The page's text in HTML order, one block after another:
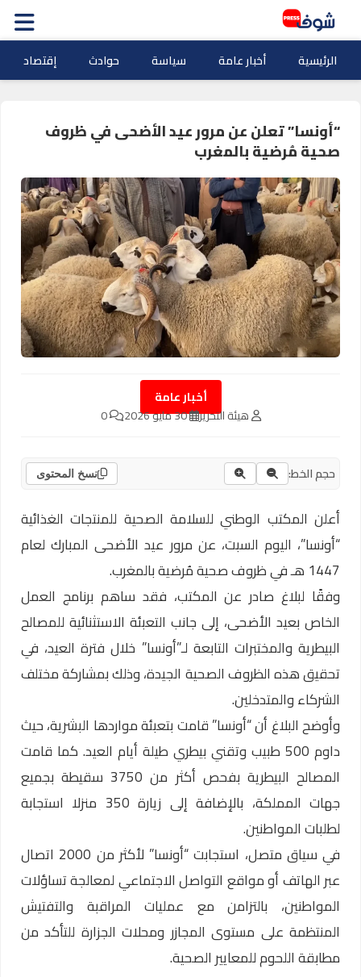
الرئيسية أخبار عامة سياسة حوادث إقتصاد
“أونسا” تعلن عن مرور عيد الأضحى في ظروف
صحية مُرضية بالمغرب
أخبار عامة
هيئة التحرير 30 مايو 2026 0
حجم الخط: نسخ المحتوى
أعلن المكتب الوطني للسلامة الصحية للمنتجات الغذائية
“أونسا”، اليوم السبت، عن مرور عيد الأضحى المبارك لعام
1447 هـ في ظروف صحية مُرضية بالمغرب.
وفقًا لبلاغ صادر عن المكتب، فقد ساهم برنامج العمل
الخاص بعيد الأضحى، إلى جانب التعبئة الاستثنائية للمصالح
البيطرية والمختبرات التابعة لـ”أونسا” خلال فترة العيد، في
تحقيق هذه الظروف الصحية الجيدة، وذلك بمشاركة مختلف
الشركاء والمتدخلين.
وأوضح البلاغ أن “أونسا” قامت بتعبئة مواردها البشرية، حيث
داوم 500 طبيب وتقني بيطري طيلة أيام العيد. كما قامت
المصالح البيطرية بفحص أكثر من 3750 سقيطة بجميع
جهات المملكة، بالإضافة إلى زيارة 350 منزلا استجابة
لطلبات المواطنين.
في سياق متصل، استجابت “أونسا” لأكثر من 2000 اتصال
عبر الهاتف أو مواقع التواصل الاجتماعي لمعالجة تساؤلات
المواطنين، بالتزامن مع عمليات المراقبة والتفتيش
المنتظمة على مستوى المجازر ومحلات الجزارة للتأكد من
مطابقة اللحوم للمعايير الصحية.